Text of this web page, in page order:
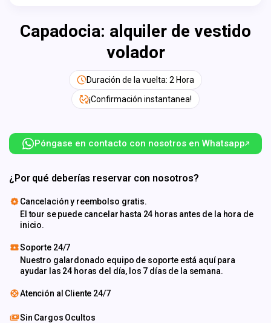
Capadocia: alquiler de vestido
volador
Duración de la vuelta: 2 Hora
¡Confirmación instantanea!
Póngase en contacto con nosotros en Whatsapp
¿Por qué deberías reservar con nosotros?
Cancelación y reembolso gratis.
El tour se puede cancelar hasta 24 horas antes de la hora de
inicio.
Soporte 24/7
Nuestro galardonado equipo de soporte está aquí para
ayudar las 24 horas del día, los 7 días de la semana.
Atención al Cliente 24/7
Sin Cargos Ocultos